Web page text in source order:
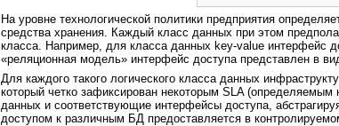
На уровне технологической политики предприятия
средства хранения. Каждый класс данных при этом
класса. Например, для класса данных key-value интерфейс
«реляционная модель» интерфейс доступа представлен в
Для каждого такого логического класса данных
который четко зафиксирован некоторым SLA
данных и соответствующие интерфейсы доступа,
доступом к различным БД предоставляется в